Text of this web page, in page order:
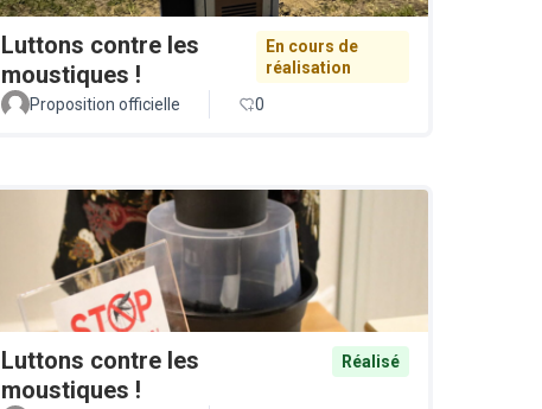
Luttons contre les
moustiques !
En cours de
réalisation
Proposition officielle
0
Luttons contre les
moustiques !
Réalisé